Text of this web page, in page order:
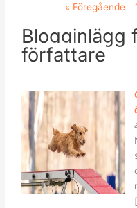
« Föregående
Blogginlägg
författare